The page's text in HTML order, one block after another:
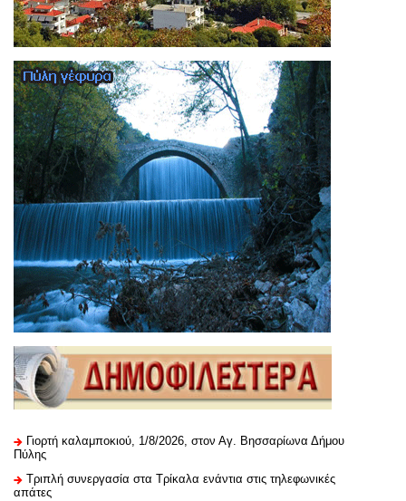
Γιορτή καλαμποκιού, 1/8/2026, στον Αγ. Βησσαρίωνα Δήμου
Πύλης
Τριπλή συνεργασία στα Τρίκαλα ενάντια στις τηλεφωνικές
απάτες